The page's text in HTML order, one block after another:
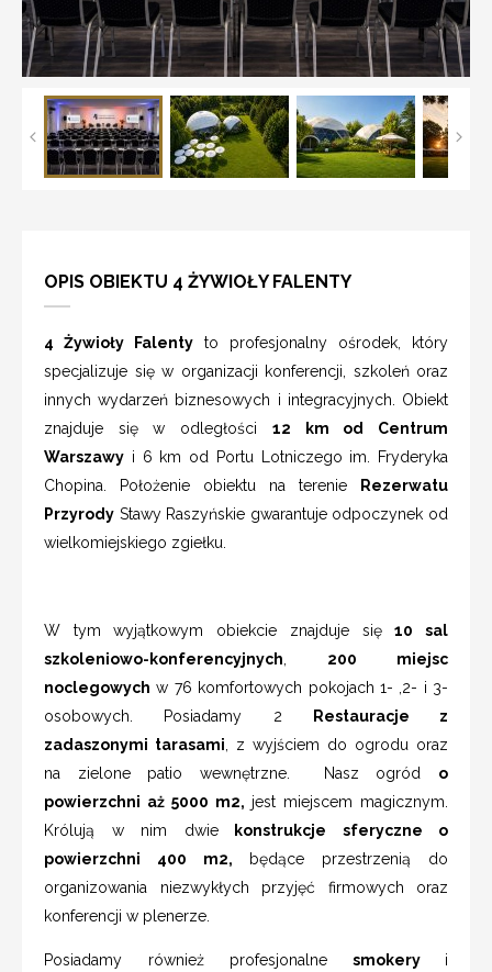
OPIS OBIEKTU 4 ŻYWIOŁY FALENTY
4 Żywioły Falenty to profesjonalny ośrodek, który
specjalizuje się w organizacji konferencji, szkoleń oraz
innych wydarzeń biznesowych i integracyjnych. Obiekt
znajduje się w odległości 12 km od Centrum
Warszawy i 6 km od Portu Lotniczego im. Fryderyka
Chopina. Położenie obiektu na terenie
Rezerwatu
Przyrody Stawy Raszyńskie gwarantuje odpoczynek od
wielkomiejskiego zgiełku.
W tym wyjątkowym obiekcie znajduje się10 sal
szkoleniowo-konferencyjnych
200 miejsc
noclegowych w 76 komfortowych pokojach 1- ,2- i 3-
osobowych. Posiadamy 2
Restauracje z
zadaszonymi tarasami , z wyjściem do ogrodu oraz
na zielone patio wewnętrzne. Nasz ogród o
powierzchni aż 5000 m2, jest miejscem magicznym.
Królują w nim dwiekonstrukcje sferyczne o
powierzchni 400 m2,
będące przestrzenią do
organizowania niezwykłych przyjęć firmowych oraz
konferencji w plenerze.
Posiadamy również profesjonalne smokery i